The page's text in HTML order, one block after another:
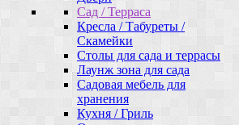
Сад / Терраса
Кресла / Табуреты /
Скамейки
Столы для сада и террасы
Лаунж зона для сада
Садовая мебель для
хранения
Кухня / Гриль